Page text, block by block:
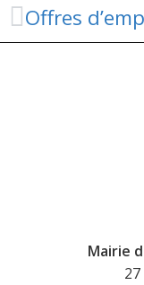
Mairie